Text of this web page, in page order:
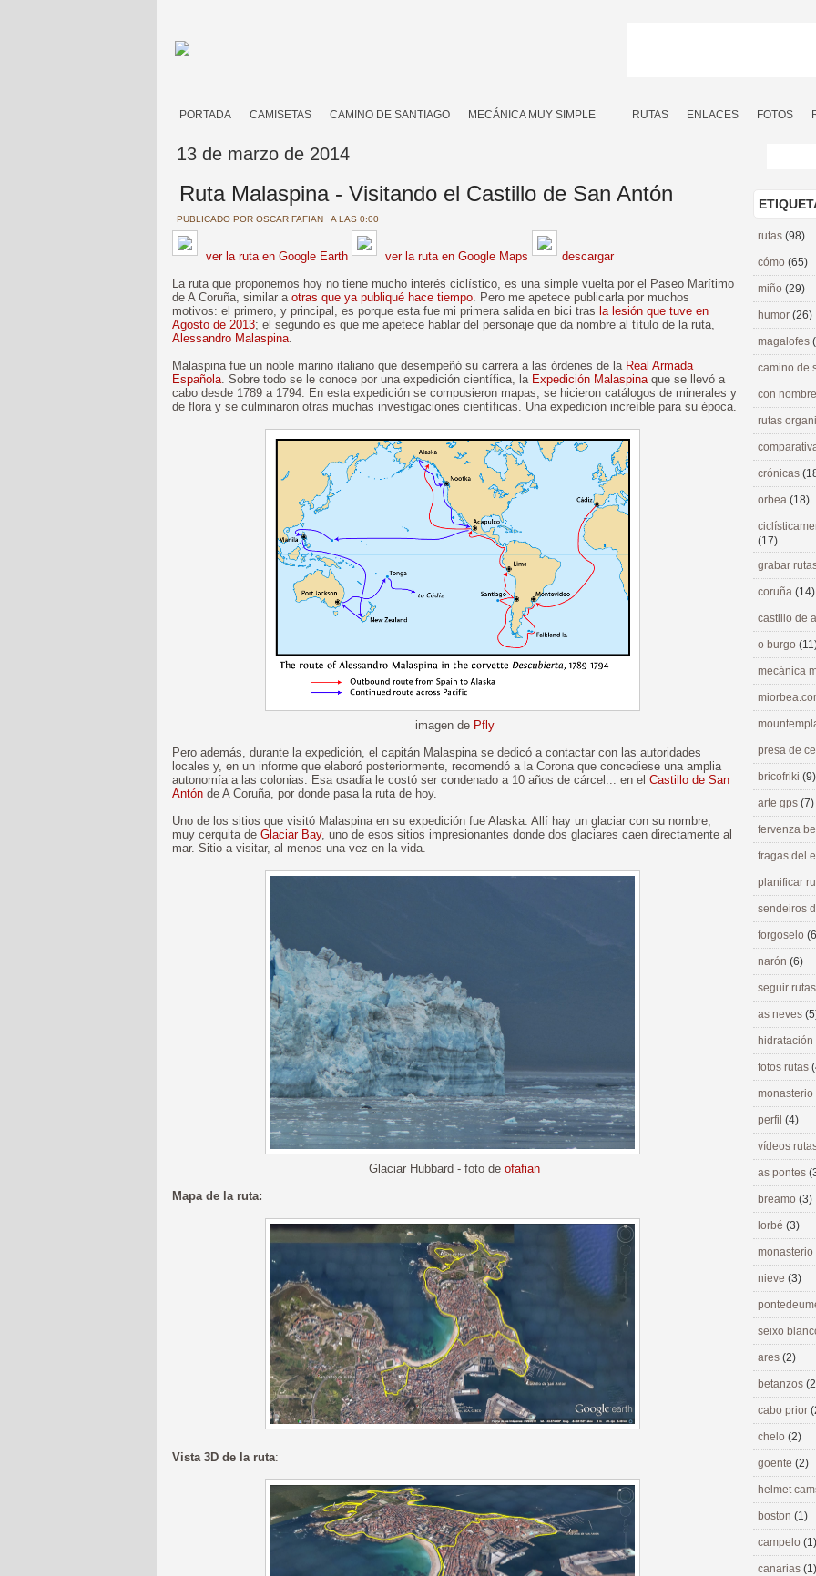
PORTADA CAMISETAS CAMINO DE SANTIAGO MECÁNICA MUY SIMPLE RUTAS ENLACES FOTOS
13 de marzo de 2014
Ruta Malaspina - Visitando el Castillo de San Antón
PUBLICADO POR OSCAR FAFIAN A LAS 0:00
ver la ruta en Google Earth ver la ruta en Google Maps
descargar
La ruta que proponemos hoy no tiene mucho interés ciclístico, es una simple vuelta por el Paseo Marítimo
de A Coruña, similar a otras que ya publiqué hace tiempo. Pero me apetece publicarla por muchos
motivos: el primero, y principal, es porque esta fue mi primera salida en bici tras la lesión que tuve en
Agosto de 2013; el segundo es que me apetece hablar del personaje que da nombre al título de la ruta,
Alessandro Malaspina.
Malaspina fue un noble marino italiano que desempeñó su carrera a las órdenes de la Real Armada
Española. Sobre todo se le conoce por una expedición científica, la Expedición Malaspinaque se llevó a
cabo desde 1789 a 1794. En esta expedición se compusieron mapas, se hicieron catálogos de minerales y
de flora y se culminaron otras muchas investigaciones científicas. Una expedición increíble para su época.
imagen de Pfly
Pero además, durante la expedición, el capitán Malaspina se dedicó a contactar con las autoridades
locales y, en un informe que elaboró posteriormente, recomendó a la Corona que concediese una amplia
autonomía a las colonias. Esa osadía le costó ser condenado a 10 años de cárcel... en el Castillo de San
Antón de A Coruña, por donde pasa la ruta de hoy.
Uno de los sitios que visitó Malaspina en su expedición fue Alaska. Allí hay un glaciar con su nombre,
muy cerquita de Glaciar Bay, uno de esos sitios impresionantes donde dos glaciares caen directamente al
mar. Sitio a visitar, al menos una vez en la vida.
Glaciar Hubbard - foto de ofafian
Mapa de la ruta:
Vista 3D de la ruta:
rutas (98)
cómo (65)
miño (29)
humor (26)
magalofes
camino de
con
rutas
crónicas
orbea (18)
(17)
grabar
coruña (14)
castillo de
o burgo
mecánica
presa de
bricofriki (9)
arte gps (7)
fervenza
fragas del
planificar
sendeiros
forgoselo
narón (6)
seguir
as neves
hidratación
fotos rutas
perfil (4)
vídeos
as pontes
breamo (3)
lorbé (3)
nieve (3)
seixo
ares (2)
betanzos
cabo prior
chelo (2)
goente (2)
helmet
boston (1)
campelo (1)
canarias (1)